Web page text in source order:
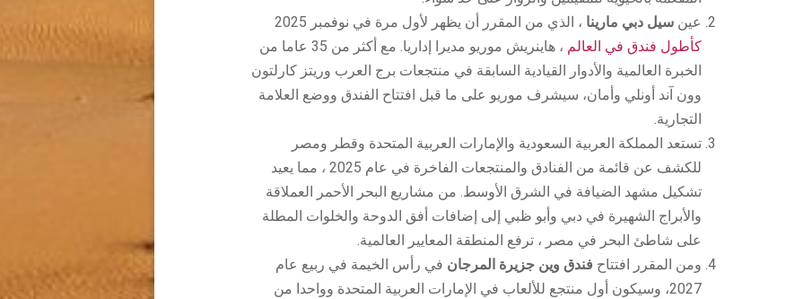
عين سيل دبي مارينا ، الذي من المقرر أن يظهر لأول مرة في نوفمبر 2025
كأطول فندق في العالم
، هاينريش موريو مديرا إداريا. مع أكثر من 35 عاما من
الخبرة العالمية والأدوار القيادية السابقة في منتجعات برج العرب وريتز كارلتون
وون آند أونلي وأمان، سيشرف موريو على ما قبل افتتاح الفندق ووضع العلامة
التجارية.
تستعد المملكة العربية السعودية والإمارات العربية المتحدة وقطر ومصر
للكشف عن قائمة من الفنادق والمنتجعات الفاخرة في عام 2025 ، مما يعيد
تشكيل مشهد الضيافة في الشرق الأوسط. من مشاريع البحر الأحمر العملاقة
والأبراج الشهيرة في دبي وأبو ظبي إلى إضافات أفق الدوحة والخلوات المطلة
على شاطئ البحر في مصر ، ترفع المنطقة المعايير العالمية.
ومن المقرر افتتاح فندق وين جزيرة المرجان في رأس الخيمة في ربيع عام
2027، وسيكون أول منتجع للألعاب في الإمارات العربية المتحدة وواحدا من